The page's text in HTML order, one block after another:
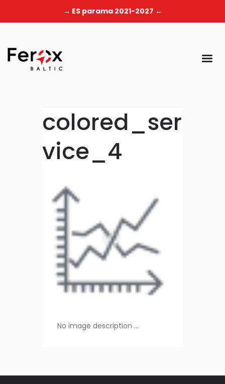
→ ES parama 2021-2027 ←
colored_ser
vice_4
No image description ...